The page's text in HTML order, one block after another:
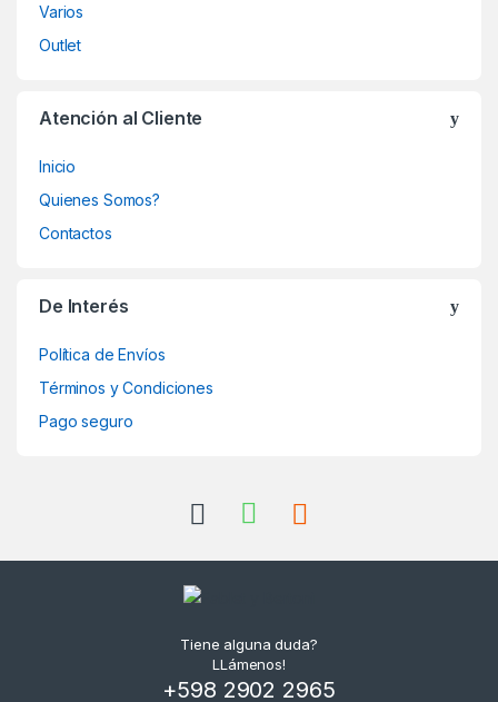
Varios
Outlet
Atención al Cliente
Inicio
Quienes Somos?
Contactos
De Interés
Política de Envíos
Términos y Condiciones
Pago seguro
Tiene alguna duda?
LLámenos!
+598 2902 2965